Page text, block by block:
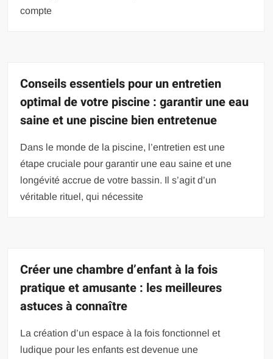
compte
Conseils essentiels pour un entretien
optimal de votre piscine : garantir une eau
saine et une piscine bien entretenue
Dans le monde de la piscine, l’entretien est une
étape cruciale pour garantir une eau saine et une
longévité accrue de votre bassin. Il s’agit d’un
véritable rituel, qui nécessite
Créer une chambre d’enfant à la fois
pratique et amusante : les meilleures
astuces à connaître
La création d’un espace à la fois fonctionnel et
ludique pour les enfants est devenue une